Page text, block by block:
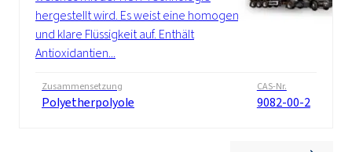
hergestellt wird. Es weist eine homogene
und klare Flüssigkeit auf. Enthält
Antioxidantien...
Zusammensetzung
Polyetherpolyole
CAS-Nr.
9082-00-2